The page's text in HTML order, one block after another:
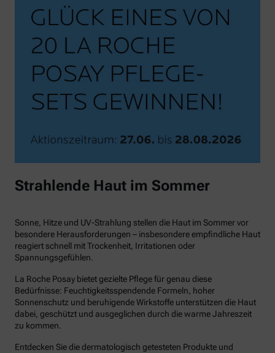
Strahlende Haut im Sommer
Sonne, Hitze und UV-Strahlung stellen die Haut im Sommer vor
besondere Herausforderungen – insbesondere empfindliche Haut
reagiert schnell mit Trockenheit, Irritationen oder
Spannungsgefühlen.
La Roche Posay bietet gezielte Pflege für genau diese
Bedürfnisse: Feuchtigkeitsspendende Formeln, hoher
Sonnenschutz und beruhigende Wirkstoffe unterstützen die Haut
dabei, geschützt und ausgeglichen durch die warme Jahreszeit
zu kommen.
Entdecken Sie die dermatologisch getesteten Produkte und